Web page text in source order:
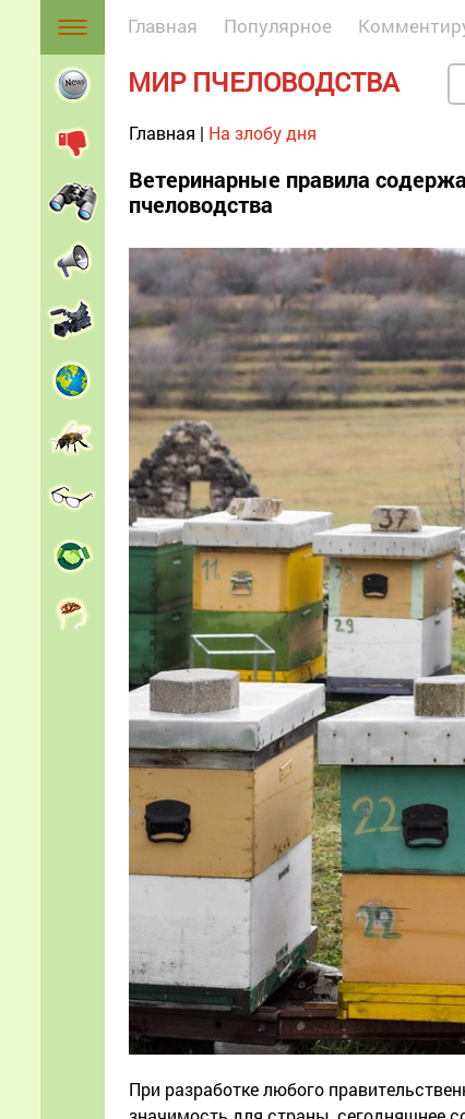
Главная Популярное
МИР ПЧЕЛОВОДСТВА
Главная | На злобу дня
Ветеринарные правила
пчеловодства
При разработке любого